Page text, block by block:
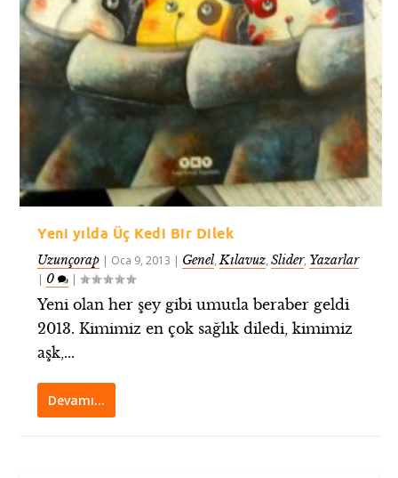
Yeni yılda Üç Kedi Bir Dilek
Uzunçorap
Oca 9, 2013 Genel,Kılavuz,Slider, Yazarlar
0 |
Yeni olan her şey gibi umutla beraber geldi
2013. Kimimiz en çok sağlık diledi, kimimiz
aşk,...
Devamı…